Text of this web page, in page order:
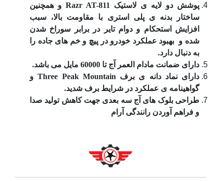
پوشش دو لایه ی لاستیک Razr AT-811 و همچنین
ساختار بدنه ی پلی استری با مقاومت بالا، سبب
افزایش استحکام و دوام تایر در برابر سوراخ شدن
شده و بهبود عملکرد خودرو در پیچ و خم های جاده را
به دنبال دارد.
دارای ضمانت مادام العمر آج تا 60000 مایل می باشد.
دارای نماد دانه ی برف Three Peak Mountain و
گواهینامه ی عملکرد در شرایط برف شدید.
طراحی بلوک های آج سه بعدی جهت کاهش تولید صدا
و فراهم آوردن رانندگی آرام